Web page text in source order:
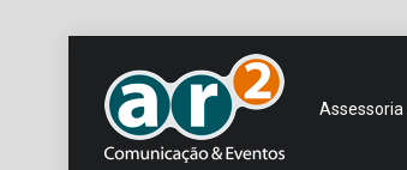
Assessoria